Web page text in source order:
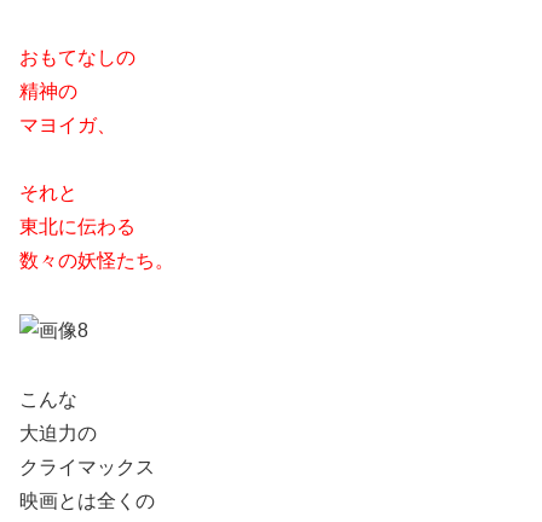
おもてなしの
精神の
マヨイガ、
それと
東北に伝わる
数々の妖怪たち。
こんな
大迫力の
クライマックス
映画とは全くの